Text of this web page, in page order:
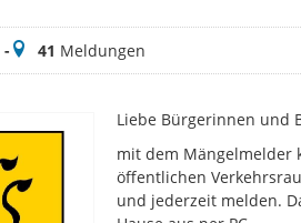
-Meldungen
41 Meldungen
Liebe Bürgerinnen und
mit dem Mängelmelder
öffentlichen
und jederzeit melden.